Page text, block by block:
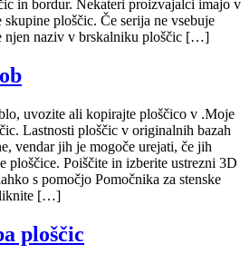
in bordur. Nekateri proizvajalci imajo v
ploščic. Če serija ne vsebuje
njen naziv v brskalniku ploščic […]
uvozite ali kopirajte ploščico v .Moje
Lastnosti ploščic v originalnih bazah
vendar jih je mogoče urejati, če jih
ploščice. Poiščite in izberite ustrezni 3D
s pomočjo Pomočnika za stenske
[…]
ploščic